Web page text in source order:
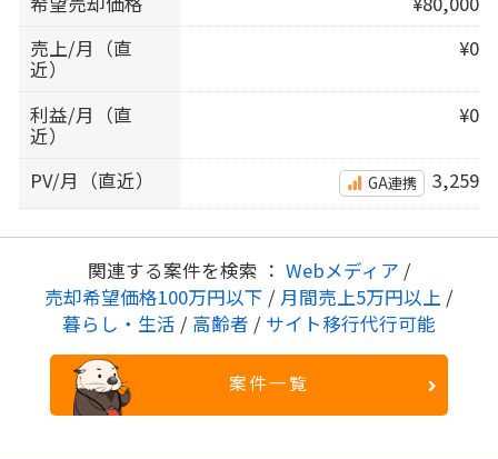
売上/月（直
近）
¥0
利益/月（直
近）
¥0
PV/月（直近） GA連携 3,259
関連する案件を検索 ： Webメディア /
売却希望価格100万円以下 / 月間売上5万円以上 /
暮らし・生活 / 高齢者 / サイト移行代行可能
案件一覧